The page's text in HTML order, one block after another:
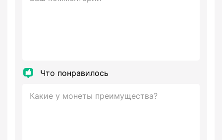
Что понравилось